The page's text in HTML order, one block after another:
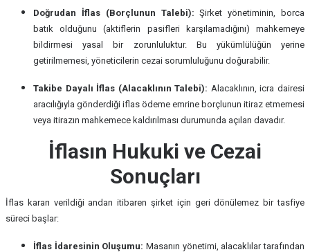
Doğrudan İflas (Borçlunun Talebi): Şirket yönetiminin, borca
batık olduğunu (aktiflerin pasifleri karşılamadığını) mahkemeye
bildirmesi yasal bir zorunluluktur. Bu yükümlülüğün yerine
getirilmemesi, yöneticilerin cezai sorumluluğunu doğurabilir.
Takibe Dayalı İflas (Alacaklının Talebi): Alacaklının, icra dairesi
aracılığıyla gönderdiği iflas ödeme emrine borçlunun itiraz etmemesi
veya itirazın mahkemece kaldırılması durumunda açılan davadır.
İflasın Hukuki ve Cezai
Sonuçları
İflas kararı verildiği andan itibaren şirket için geri dönülemez bir tasfiye
süreci başlar:
İflas İdaresinin Oluşumu: Masanın yönetimi, alacaklılar tarafından